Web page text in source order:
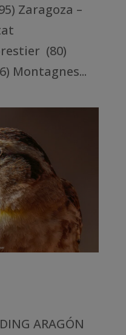
Zaragoza –
(80)
Montagnes...
ARAGÓN